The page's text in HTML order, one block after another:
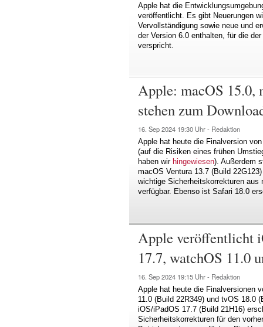
Apple hat die
veröffentlicht. Es gibt Neuerungen
Vervollständigung sowie neue und
der Version 6.0 enthalten, für die
verspricht.
Apple: macOS 15.0,
stehen zum
16. Sep 2024 19:30 Uhr - Redaktion
Apple hat heute die Finalversion
(auf die Risiken eines frühen
haben wir hingewiesen). Außerdem
macOS Ventura 13.7 (Build
wichtige Sicherheitskorrekturen aus
verfügbar. Ebenso ist Safari 18.0
Apple veröffentlicht
17.7, watchOS 11.0
16. Sep 2024 19:15 Uhr - Redaktion
Apple hat heute die Finalversionen
11.0 (Build 22R349) und tvOS 18.0
iOS/iPadOS 17.7 (Build 21H16)
Sicherheitskorrekturen für den